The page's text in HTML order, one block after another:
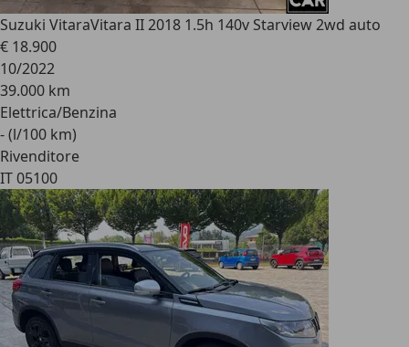
Suzuki VitaraVitara II 2018 1.5h 140v Starview 2wd auto
€ 18.900
10/2022
39.000 km
Elettrica/Benzina
- (l/100 km)
Rivenditore
IT 05100